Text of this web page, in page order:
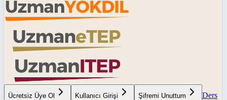
Ücretsiz Üye Ol Kullanıcı Girişi Şifremi Unuttum
Ders